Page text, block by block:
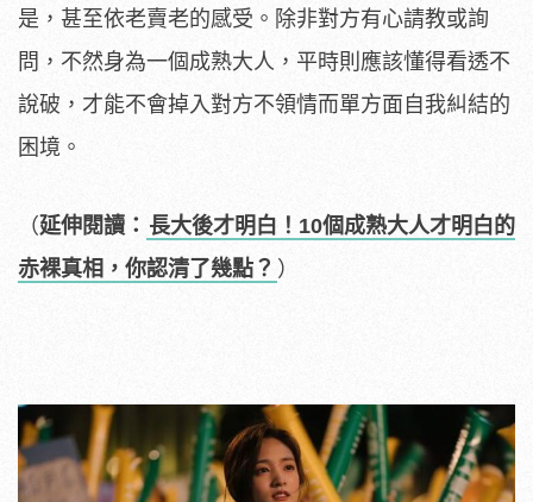
是，甚至依老賣老的感受。除非對方有心請教或詢
問，不然身為一個成熟大人，平時則應該懂得看透不
說破，才能不會掉入對方不領情而單方面自我糾結的
困境。
（延伸閱讀： 長大後才明白！10個成熟大人才明白的
赤裸真相，你認清了幾點？ ）